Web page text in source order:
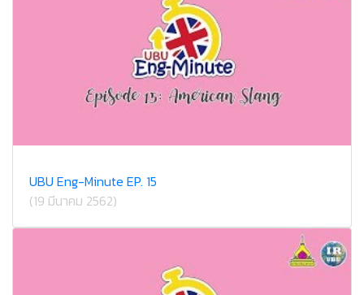
UBU Eng-Minute EP. 15
(19 มีนาคม 2562)